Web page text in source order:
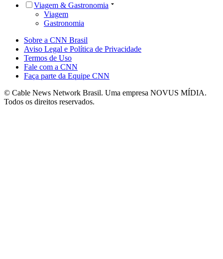
Viagem & Gastronomia
Viagem
Gastronomia
Sobre a CNN Brasil
Aviso Legal e Política de Privacidade
Termos de Uso
Fale com a CNN
Faça parte da Equipe CNN
© Cable News Network Brasil. Uma empresa NOVUS MÍDIA.
Todos os direitos reservados.